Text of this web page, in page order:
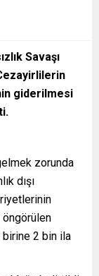
Savaşı
giderilmesi
zorunda
dışı
birine 2 bin ila